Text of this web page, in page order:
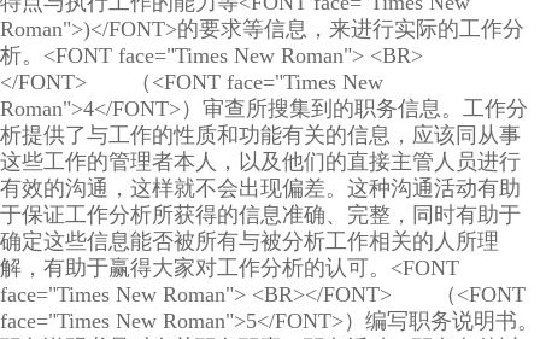
Roman">)</FONT>的要求等信息，来进行实际的工作分
析。<FONT face="Times New Roman"> <BR>
</FONT> （<FONT face="Times New
Roman">4</FONT>）审查所搜集到的职务信息。工作分
析提供了与工作的性质和功能有关的信息，应该同从事
这些工作的管理者本人，以及他们的直接主管人员进行
有效的沟通，这样就不会出现偏差。这种沟通活动有助
于保证工作分析所获得的信息准确、完整，同时有助于
确定这些信息能否被所有与被分析工作相关的人所理
解，有助于赢得大家对工作分析的认可。<FONT
face="Times New Roman"> <BR></FONT> （<FONT
face="Times New Roman">5</FONT>）编写职务说明书。